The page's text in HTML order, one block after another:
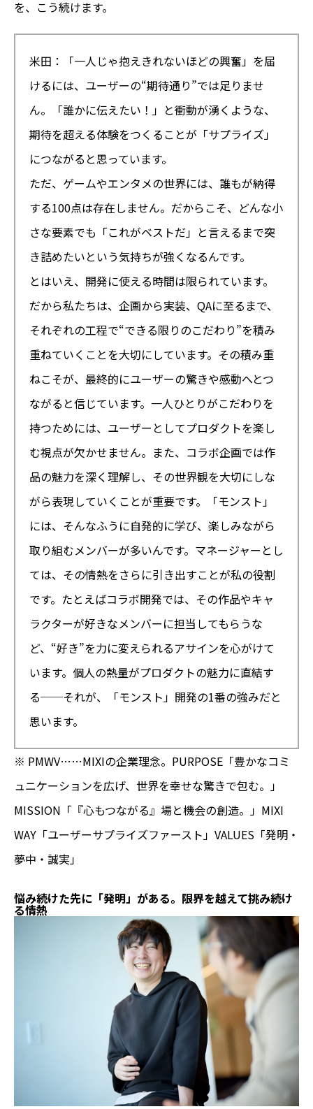
を、こう続けます。
米田：「一人じゃ抱えきれないほどの興奮」を届
けるには、ユーザーの“期待通り”では足りませ
ん。「誰かに伝えたい！」と衝動が湧くような、
期待を超える体験をつくることが「サプライズ」
につながると思っています。
ただ、ゲームやエンタメの世界には、誰もが納得
する100点は存在しません。だからこそ、どんな小
さな要素でも「これがベストだ」と言えるまで突
き詰めたいという気持ちが強くなるんです。
とはいえ、開発に使える時間は限られています。
だから私たちは、企画から実装、QAに至るまで、
それぞれの工程で“できる限りのこだわり”を積み
重ねていくことを大切にしています。その積み重
ねこそが、最終的にユーザーの驚きや感動へとつ
ながると信じています。一人ひとりがこだわりを
持つためには、ユーザーとしてプロダクトを楽し
む視点が欠かせません。また、コラボ企画では作
品の魅力を深く理解し、その世界観を大切にしな
がら表現していくことが重要です。「モンスト」
には、そんなふうに自発的に学び、楽しみながら
取り組むメンバーが多いんです。マネージャーとし
ては、その情熱をさらに引き出すことが私の役割
です。たとえばコラボ開発では、その作品やキャ
ラクターが好きなメンバーに担当してもらうな
ど、“好き”を力に変えられるアサインを心がけて
います。個人の熱量がプロダクトの魅力に直結す
る──それが、「モンスト」開発の1番の強みだと
思います。
※ PMWV……MIXIの企業理念。PURPOSE「豊かなコミ
ュニケーションを広げ、世界を幸せな驚きで包む。」
MISSION「『心もつながる』場と機会の創造。」MIXI
WAY「ユーザーサプライズファースト」VALUES「発明・
夢中・誠実」
悩み続けた先に「発明」がある。限界を越えて挑み続け
る情熱